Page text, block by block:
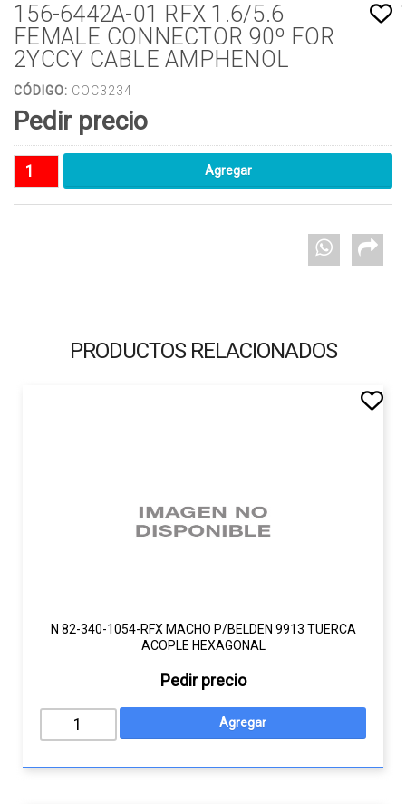
156-6442A-01 RFX 1.6/5.6
FEMALE CONNECTOR 90º FOR
2YCCY CABLE AMPHENOL
CÓDIGO: COC3234
Pedir precio
PRODUCTOS RELACIONADOS
N 82-340-1054-RFX MACHO P/BELDEN 9913 TUERCA
ACOPLE HEXAGONAL
Pedir precio